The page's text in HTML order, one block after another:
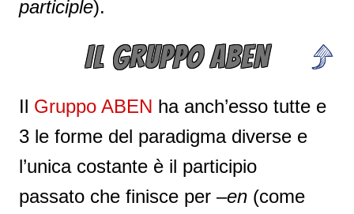
participle).
IL GRUPPO ABEN
Il Gruppo ABEN ha anch’esso tutte e
3 le forme del paradigma diverse e
l’unica costante è il participio
passato che finisce per –en (come